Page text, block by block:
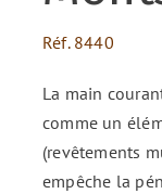
Réf. 8440
La main
comme un
(revêtements
empêche la